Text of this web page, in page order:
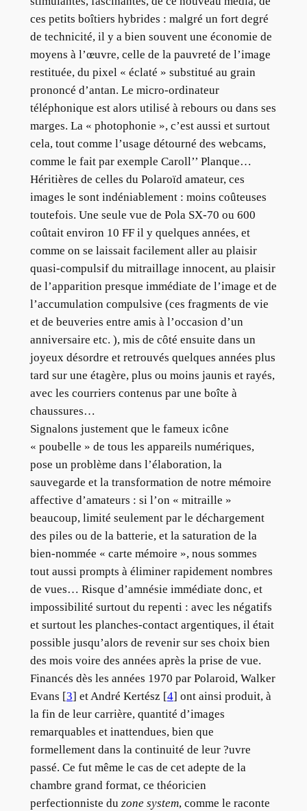
ces petits boîtiers hybrides : malgré un fort degré
de technicité, il y a bien souvent une économie de
moyens à l’œuvre, celle de la pauvreté de l’image
restituée, du pixel « éclaté » substitué au grain
prononcé d’antan. Le micro-ordinateur
téléphonique est alors utilisé à rebours ou dans ses
marges. La « photophonie », c’est aussi et surtout
cela, tout comme l’usage détourné des webcams,
comme le fait par exemple Caroll’’ Planque…
Héritières de celles du Polaroïd amateur, ces
images le sont indéniablement : moins coûteuses
toutefois. Une seule vue de Pola SX-70 ou 600
coûtait environ 10 FF il y quelques années, et
comme on se laissait facilement aller au plaisir
quasi-compulsif du mitraillage innocent, au plaisir
de l’apparition presque immédiate de l’image et de
l’accumulation compulsive (ces fragments de vie
et de beuveries entre amis à l’occasion d’un
anniversaire etc. ), mis de côté ensuite dans un
joyeux désordre et retrouvés quelques années plus
tard sur une étagère, plus ou moins jaunis et rayés,
avec les courriers contenus par une boîte à
chaussures…
Signalons justement que le fameux icône
« poubelle » de tous les appareils numériques,
pose un problème dans l’élaboration, la
sauvegarde et la transformation de notre mémoire
affective d’amateurs : si l’on « mitraille »
beaucoup, limité seulement par le déchargement
des piles ou de la batterie, et la saturation de la
bien-nommée « carte mémoire », nous sommes
tout aussi prompts à éliminer rapidement nombres
de vues… Risque d’amnésie immédiate donc, et
impossibilité surtout du repenti : avec les négatifs
et surtout les planches-contact argentiques, il était
possible jusqu’alors de revenir sur ses choix bien
des mois voire des années après la prise de vue.
Financés dès les années 1970 par Polaroid, Walker
Evans [3] et André Kertész [4] ont ainsi produit, à
la fin de leur carrière, quantité d’images
remarquables et inattendues, bien que
formellement dans la continuité de leur ?uvre
passé. Ce fut même le cas de cet adepte de la
chambre grand format, ce théoricien
perfectionniste du zone system, comme le raconte